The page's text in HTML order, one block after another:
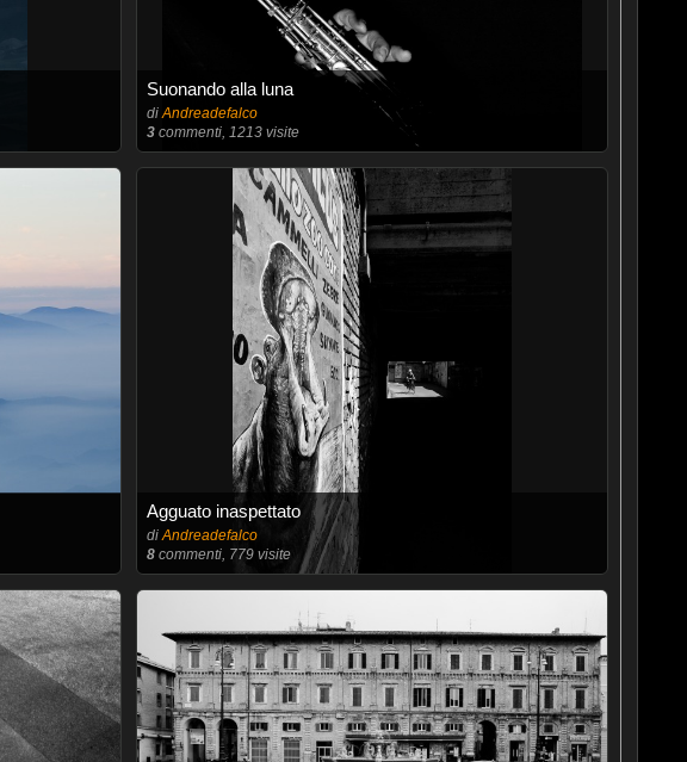
Suonando alla luna
diAndreadefalco
3 commenti, 1213 visite
Agguato inaspettato
diAndreadefalco
8 commenti, 779 visite